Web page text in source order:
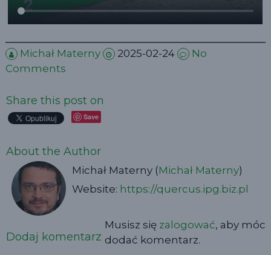
Michał Materny 2025-02-24
No
Comments
Share this post on
Save
About the Author
Michał Materny (Michał Materny)
Website: https://quercus.ipg.biz.pl
Dodaj komentarz
Musisz się zalogować, aby móc
dodać komentarz.